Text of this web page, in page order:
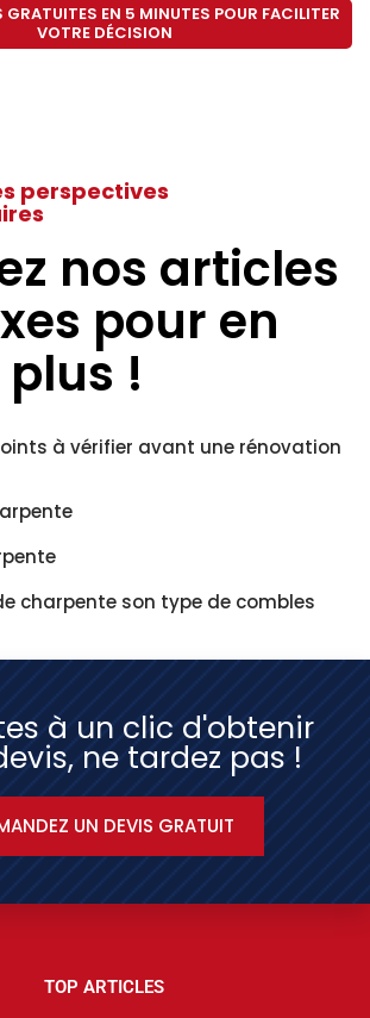
GRATUITES EN 5 MINUTES POUR FACILITER
VOTRE DÉCISION
perspectives
nos articles
pour en
!
à vérifier avant une rénovation
charpente son type de combles
à un clic d'obtenir
ne tardez pas !
UN DEVIS GRATUIT
TOP ARTICLES